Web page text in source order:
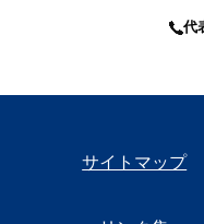
代
サイトマップ